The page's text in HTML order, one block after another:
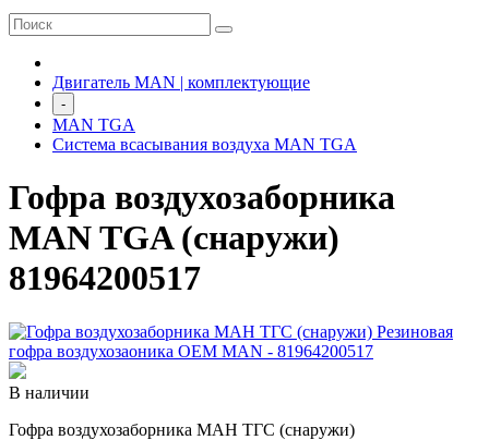
Двигатель MAN | комплектующие
-
MAN TGA
Система всасывания воздуха MAN TGA
Гофра воздухозаборника
MAN TGA (снаружи)
81964200517
В наличии
Гофра воздухозаборника МАН ТГС (снаружи)